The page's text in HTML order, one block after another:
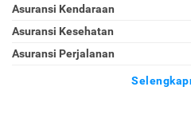
Asuransi Kendaraan
Asuransi Kesehatan
Asuransi Perjalanan